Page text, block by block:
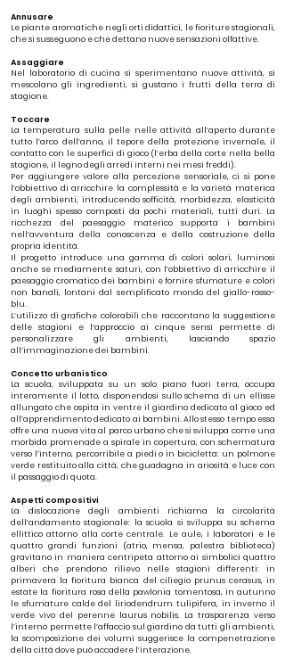
Annusare
Le piante aromatiche negli orti didattici, le fioriture stagionali,
che si susseguono e che dettano nuove sensazioni olfattive.
Assaggiare
Nel laboratorio di cucina si sperimentano nuove attività, si
mescolano gli ingredienti, si gustano i frutti della terra di
stagione.
Toccare
La temperatura sulla pelle nelle attività all’aperto durante
tutto l’arco dell’anno, il tepore della protezione invernale, il
contatto con le superfici di gioco (l’erba della corte nella bella
stagione, il legno degli arredi interni nei mesi freddi).
Per aggiungere valore alla percezione sensoriale, ci si pone
l’obbiettivo di arricchire la complessità e la varietà materica
degli ambienti, introducendo sofficità, morbidezza, elasticità
in luoghi spesso composti da pochi materiali, tutti duri. La
ricchezza del paesaggio materico supporta i bambini
nell’avventura della conoscenza e della costruzione della
propria identità.
Il progetto introduce una gamma di colori solari, luminosi
anche se mediamente saturi, con l’obbiettivo di arricchire il
paesaggio cromatico dei bambini e fornire sfumature e colori
non banali, lontani dal semplificato mondo del giallo-rosso-
blu.
L’utilizzo di grafiche colorabili che raccontano la suggestione
delle stagioni e l’approccio ai cinque sensi permette di
personalizzare gli ambienti, lasciando spazio
all’immaginazione dei bambini.
Concetto urbanistico
La scuola, sviluppata su un solo piano fuori terra, occupa
interamente il lotto, disponendosi sullo schema di un ellisse
allungato che ospita in ventre il giardino dedicato al gioco ed
all’apprendimento dedicato ai bambini. Allo stesso tempo essa
offre una nuova vita al parco urbano che si sviluppa come una
morbida promenade a spirale in copertura, con schermatura
verso l’interno, percorribile a piedi o in bicicletta: un polmone
verde restituito alla città, che guadagna in ariosità e luce con
il passaggio di quota.
Aspetti compositivi
La dislocazione degli ambienti richiama la circolarità
dell’andamento stagionale: la scuola si sviluppa su schema
ellittico attorno alla corte centrale. Le aule, i laboratori e le
quattro grandi funzioni (atrio, mensa, palestra biblioteca)
gravitano in maniera centripeta attorno ai simbolici quattro
alberi che prendono rilievo nelle stagioni differenti: in
primavera la fioritura bianca del ciliegio prunus cerasus, in
estate la fioritura rosa della pawlonia tomentosa, in autunno
le sfumature calde del liriodendrum tulipifera, in inverno il
verde vivo del perenne laurus nobilis. La trasparenza verso
l’interno permette l’affaccio sul giardino da tutti gli ambienti,
la scomposizione dei volumi suggerisce la compenetrazione
della città dove può accadere l’interazione.